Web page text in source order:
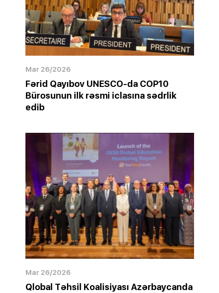
Mar 26/2026
Fərid Qayıbov UNESCO-da COP10
Bürosunun ilk rəsmi iclasına sədrlik
edib
Mar 26/2026
Qlobal Təhsil Koalisiyası Azərbaycanda